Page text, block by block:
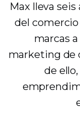
Max lleva
del
marcas
marketing de
de